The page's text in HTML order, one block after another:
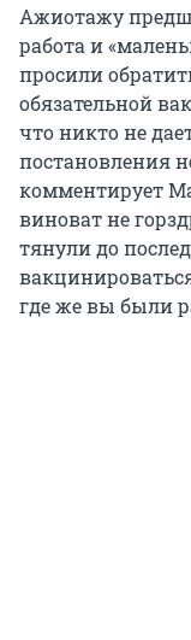
Ажиотажу
работа и
просили
обязательной
что никто не
постановления
комментирует
виноват не
тянули до
где же вы были